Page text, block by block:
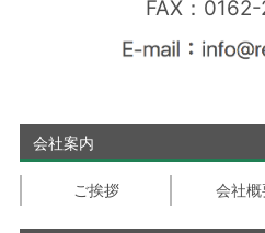
FAX：
会社案内
ご挨拶 会社概